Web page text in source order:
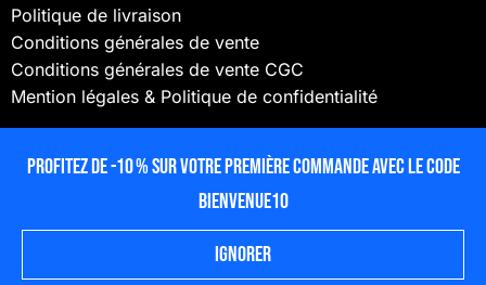
Profitez de -10 % sur votre première commande avec le code
BIENVENUE10
Ignorer
Politique de livraison
Conditions générales de vente
Conditions générales de vente CGC
Mention légales & Politique de confidentialité
NOUS SUIVRE
© 2025 lecubeacomics – Propulsé par